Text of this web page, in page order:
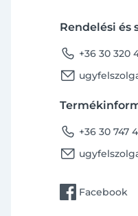
Rendelési és
phone +36 30 320
email
phone +36 30 747
email
facebook Facebook